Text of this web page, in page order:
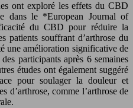
ont exploré les effets du CBD
dans le *European Journal of
du CBD pour réduire la
patients souffrant d’arthrose du
une amélioration significative de
participants après 6 semaines
études ont également suggéré
pour soulager la douleur et
d’arthrose, comme l’arthrose de